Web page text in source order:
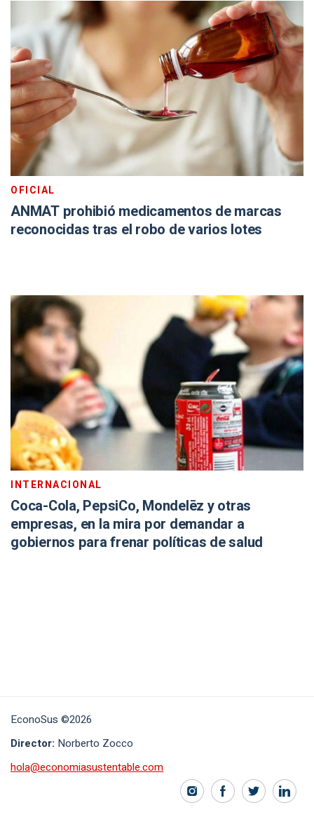
OFICIAL
ANMAT prohibió medicamentos de marcas
reconocidas tras el robo de varios lotes
INTERNACIONAL
Coca-Cola, PepsiCo, Mondelēz y otras
empresas, en la mira por demandar a
gobiernos para frenar políticas de salud
EconoSus ©2026
Director: Norberto Zocco
hola@economiasustentable.com